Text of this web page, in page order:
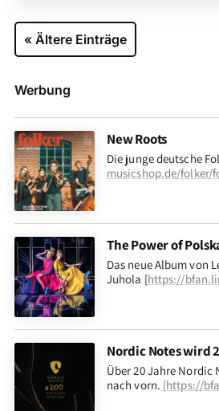
« Ältere Einträge
Werbung
New Roots
Die junge deutsche
musicshop.de/folker/
The Power of
Das neue Album von
Juhola [https://
Nordic Notes wird
Über 20 Jahre Nordic
nach vorn. [https://